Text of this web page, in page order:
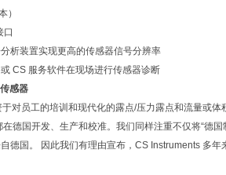
）
口
析装置实现更高的传感器信号分辨率
CS 服务软件在现场进行传感器诊断
感器
对员工的培训和现代化的露点/压力露点和流量或
德国开发、生产和校准。我们同样注重不仅将“德
德国。 因此我们有理由宣布，CS Instruments 多年